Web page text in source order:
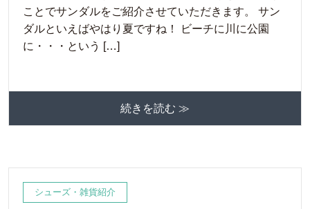
ことでサンダルをご紹介させていただきます。 サン
ダルといえばやはり夏ですね！ ビーチに川に公園
に・・・という […]
続きを読む ≫
シューズ・雑貨紹介